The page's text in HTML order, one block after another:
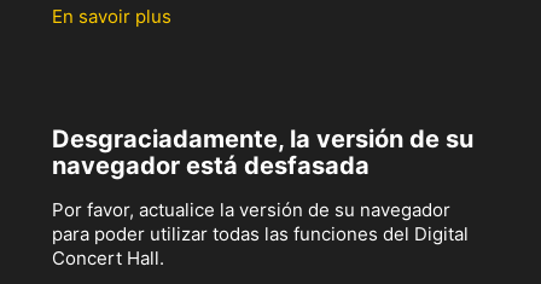
En savoir plus
Desgraciadamente, la versión de su
navegador está desfasada
Por favor, actualice la versión de su navegador
para poder utilizar todas las funciones del Digital
Concert Hall.